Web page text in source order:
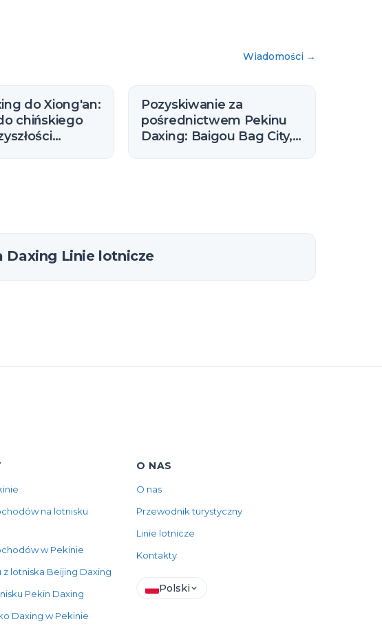
Wiadomości →
do Xiong'an:
chińskiego
Pozyskiwanie za
pośrednictwem Pekinu
Daxing: Baigou Bag City,
Daxing Linie lotnicze
na lotnisku
w Pekinie
lotniska Beijing Daxing
Pekin Daxing
Daxing w Pekinie
O NAS
O nas
Przewodnik turystyczny
Linie lotnicze
Kontakty
Polski